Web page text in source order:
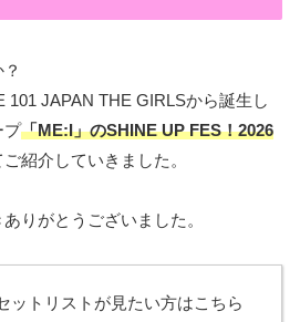
101 JAPAN THE GIRLSから誕生し
プ「ME:I」のSHINE UP FES！2026
紹介していきました。
りがとうございました。
ットリストが見たい方はこちら